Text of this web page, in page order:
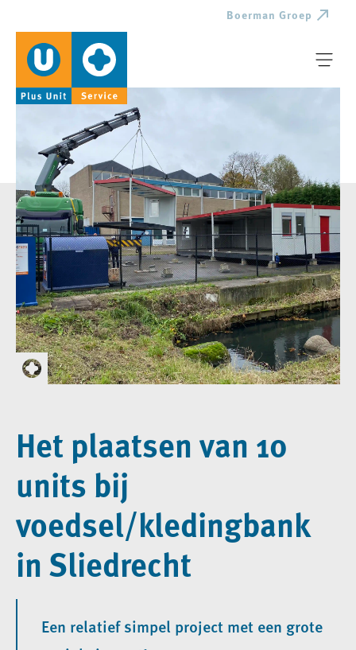
Boerman Groep
Het plaatsen van 10
units bij
voedsel/kledingbank
in Sliedrecht
Een relatief simpel project met een grote